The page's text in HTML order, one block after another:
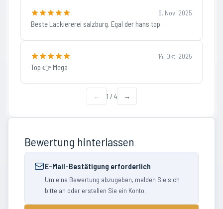
9. Nov. 2025
Beste Lackiererei salzburg. Egal der hans top
14. Okt. 2025
Top 👉 Mega
← 1 / 4 →
Bewertung hinterlassen
E-Mail-Bestätigung erforderlich
Um eine Bewertung abzugeben, melden Sie sich
bitte an oder erstellen Sie ein Konto.